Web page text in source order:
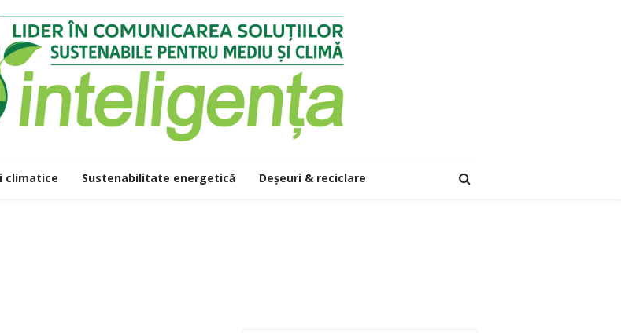
climatice Sustenabilitate energetică Deșeuri & reciclare